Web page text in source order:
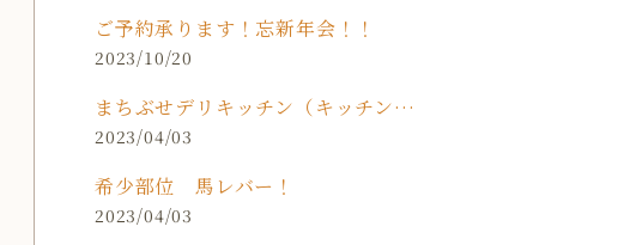
ご予約承ります！忘新年会！！
2023/10/20
まちぶせデリキッチン（キッチンカー）
2023/04/03
希少部位 馬レバー！
2023/04/03